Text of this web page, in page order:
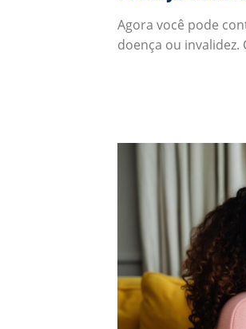
Agora você pode
doença ou